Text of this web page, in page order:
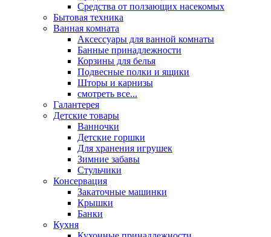
Средства от ползающих насекомых
Бытовая техника
Ванная комната
Аксессуары для ванной комнаты
Банные принадлежности
Корзины для белья
Подвесные полки и ящики
Шторы и карнизы
смотреть все...
Галантерея
Детские товары
Ванночки
Детские горшки
Для хранения игрушек
Зимние забавы
Стульчики
Консервация
Закаточные машинки
Крышки
Банки
Кухня